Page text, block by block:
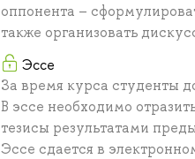
оппонента –
также организовать
Эссе
За время курса студенты
В эссе необходимо
тезисы результатами
Эссе сдается в